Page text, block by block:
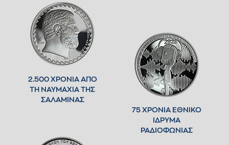
2.500 ΧΡΟΝΙΑ ΑΠΟ
ΤΗ ΝΑΥΜΑΧΙΑ ΤΗΣ
ΣΑΛΑΜΙΝΑΣ
75 ΧΡΟΝΙΑ ΕΘΝΙΚΟ
ΙΔΡΥΜΑ
ΡΑΔΙΟΦΩΝΙΑΣ